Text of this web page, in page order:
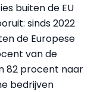
buiten de EU
sinds 2022
de Europese
van de
82 procent naar
bedrijven